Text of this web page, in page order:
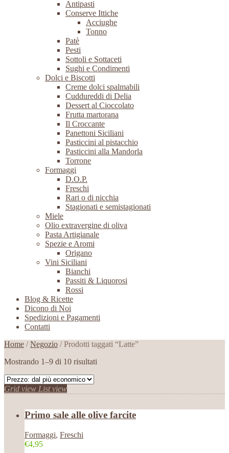
Antipasti
Conserve Ittiche
Acciughe
Tonno
Patè
Pesti
Sottoli e Sottaceti
Sughi e Condimenti
Dolci e Biscotti
Creme dolci spalmabili
Cuddureddi di Delia
Dessert al Cioccolato
Frutta martorana
Il Croccante
Panettoni Siciliani
Pasticcini al pistacchio
Pasticcini alla Mandorla
Torrone
Formaggi
D.O.P.
Freschi
Rari o di nicchia
Stagionati e semistagionati
Miele
Olio extravergine di oliva
Pasta Artigianale
Spezie e Aromi
Origano
Vini Siciliani
Bianchi
Passiti & Liquorosi
Rossi
Blog & Ricette
Dicono di Noi
Spedizioni e Pagamenti
Contatti
Home /Negozio / Prodotti taggati “Latte”
Mostrando 1–9 di 10 risultati
Grid view List view
Primo sale alle olive farcite
Formaggi, Freschi
€4,95